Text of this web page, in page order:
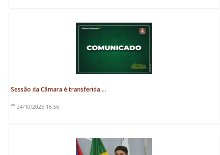
Sessão da Câmara é transferida ...
24/10/2025 16:56